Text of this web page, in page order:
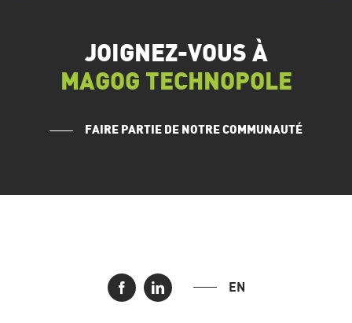
JOIGNEZ-VOUS À
MAGOG TECHNOPOLE
FAIRE PARTIE DE NOTRE COMMUNAUTÉ
EN